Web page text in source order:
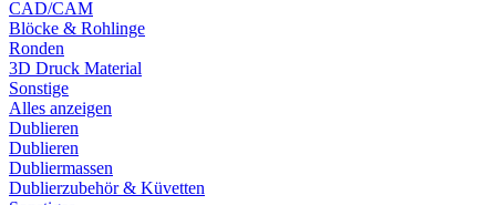
CAD/CAM
Blöcke & Rohlinge
Ronden
3D Druck Material
Sonstige
Alles anzeigen
Dublieren
Dublieren
Dubliermassen
Dublierzubehör & Küvetten